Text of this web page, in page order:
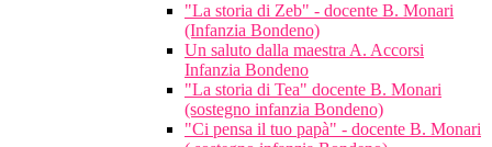
"La storia di Zeb" - docente B. Monari
(Infanzia Bondeno)
Un saluto dalla maestra A. Accorsi
Infanzia Bondeno
"La storia di Tea" docente B. Monari
(sostegno infanzia Bondeno)
"Ci pensa il tuo papà" - docente B. Monari